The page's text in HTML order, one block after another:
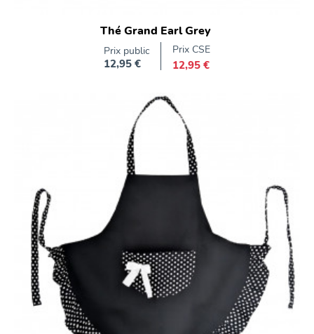
Thé Grand Earl Grey
Prix public
Prix
12,95 €
Prix CSE
12,95 €